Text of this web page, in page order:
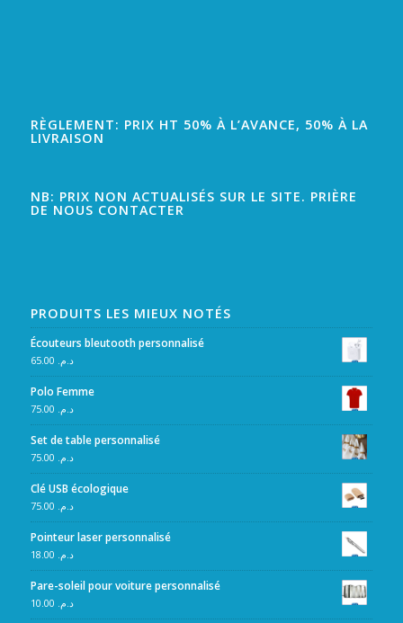
RÈGLEMENT: PRIX HT 50% À L’AVANCE, 50% À LA
LIVRAISON
NB: PRIX NON ACTUALISÉS SUR LE SITE. PRIÈRE
DE NOUS CONTACTER
PRODUITS LES MIEUX NOTÉS
Écouteurs bleutooth personnalisé
د.م.
Polo Femme
د.م.
Set de table personnalisé
د.م.
Clé USB écologique
د.م.
Pointeur laser personnalisé
د.م.
Pare-soleil pour voiture personnalisé
د.م.